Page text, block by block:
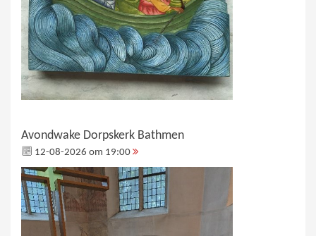
Avondwake Dorpskerk Bathmen
12-08-2026 om 19:00